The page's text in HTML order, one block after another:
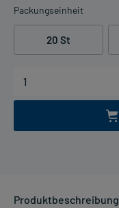
Packungseinheit
20 St
Produktbeschreibung